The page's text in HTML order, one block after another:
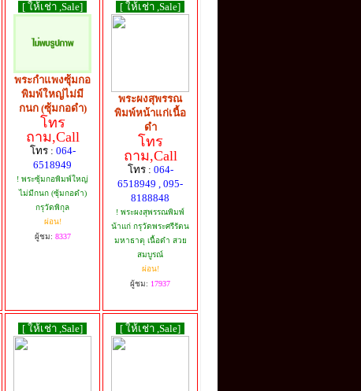
[ ให้เช่า ,Sale]
พระกำแพงซุ้มกอ
พิมพ์ใหญ่ไม่มี
กนก (ซุ้มกอดำ)
โทร
ถาม,Call
โทร : 064-
6518949
! พระซุ้มกอพิมพ์ใหญ่
ไม่มีกนก (ซุ้มกอดำ)
กรุวัดพิกุล
ผ่อน!
ผู้ชม: 8337
[ ให้เช่า ,Sale]
พระผงสุพรรณ
พิมพ์หน้าแก่เนื้อ
ดำ
โทร
ถาม,Call
โทร : 064-
6518949 , 095-
8188848
! พระผงสุพรรณพิมพ์
น้าแก่ กรุวัดพระศรีรัตน
มหาธาตุ เนื้อดำ สวย
สมบูรณ์
ผ่อน!
ผู้ชม: 17937
[ ให้เช่า ,Sale] [ ให้เช่า ,Sale]